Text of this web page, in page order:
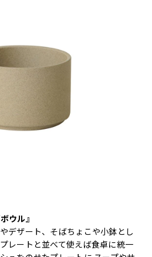
ウル』
デザート、そばちょこや小鉢とし
レートと並べて使えば食卓に統一